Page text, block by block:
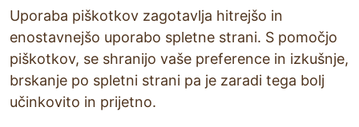
Uporaba piškotkov zagotavlja hitrejšo in
enostavnejšo uporabo spletne strani. S pomočjo
piškotkov, se shranijo vaše preference in izkušnje,
brskanje po spletni strani pa je zaradi tega bolj
učinkovito in prijetno.